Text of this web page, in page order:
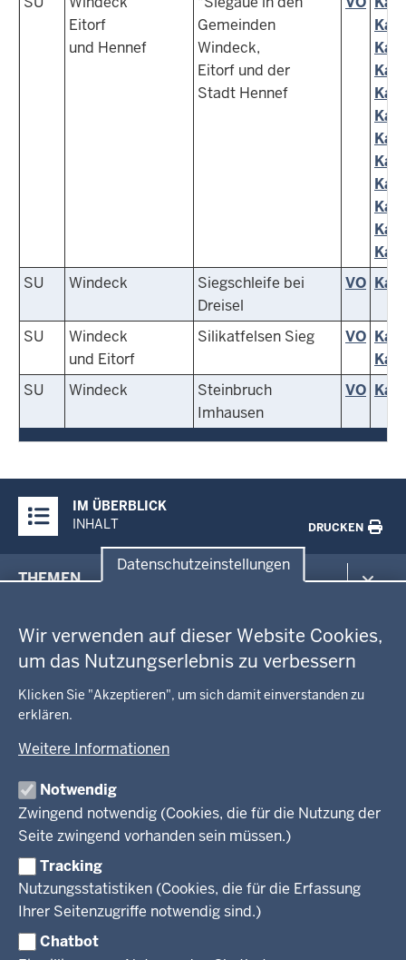
Datenschutzeinstellungen
Wir verwenden auf dieser Website Cookies,
um das Nutzungserlebnis zu verbessern
Klicken Sie "Akzeptieren", um sich damit einverstanden zu
erklären.
Weitere Informationen
Notwendig
Zwingend notwendig (Cookies, die für die Nutzung der
Seite zwingend vorhanden sein müssen.)
Tracking
Nutzungsstatistiken (Cookies, die für die Erfassung
Ihrer Seitenzugriffe notwendig sind.)
Chatbot
Eitorf
und Hennef
Gemeinden
Windeck,
Eitorf und der
Stadt Hennef
SU
Windeck
Siegschleife bei
Dreisel
VO
SU
Windeck
und Eitorf
Silikatfelsen Sieg VO
SU
Windeck
Steinbruch
Imhausen
VO
Inhalte
IM ÜBERBLICK
INHALT
DRUCKEN
in
Fußzeile
THEMEN
Gesundheit und Soziales
Kommunales, Planung, Bauen und Verkehr
Ordnung und Sicherheit
Schule und Bildung
Wirtschaft und Kultur
GEOBASIS NRW
Ausbildung und Karriere
Geodaten-Anwendungen
Neues
Produkte und Dienste
TIM-online
Webdienste
Amtsblatt
Behördenleitung
Leitbild
Personalvertretung
Regierungsbezirk
Reisekostenstelle
Veranstaltungen
Stellenangebote
Stellenangebote Schule
Praktikum
Referendariate
Bewerbung
Vormerkstelle NRW
PRESSE
Mediathek
Newsletter
Pressekontakt
Pressemitteilungen
Publikationen
VERFAHREN UND BEKANNTMACHUNGEN
Bekanntmachungen
Legionellen
Luftreinhaltepläne
Verfahrensübersichten
Facebook
Instagram
LinkedIn
© 2026 Bezirksregierung Köln